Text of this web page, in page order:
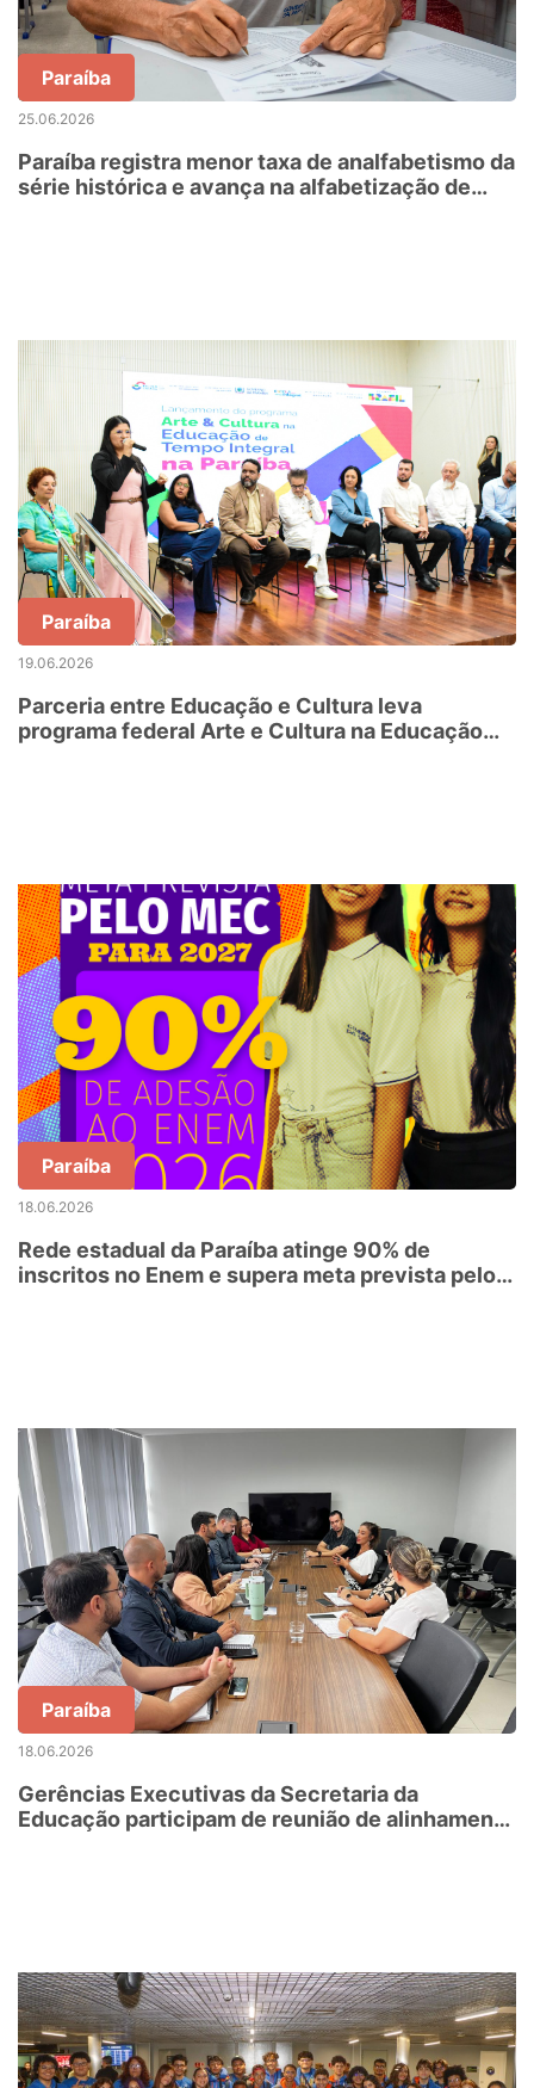
Paraíba
25.06.2026
Paraíba registra menor taxa de analfabetismo da
série histórica e avança na alfabetização de
Paraíba
19.06.2026
Parceria entre Educação e Cultura leva
programa federal Arte e Cultura na Educação
Paraíba
18.06.2026
Rede estadual da Paraíba atinge 90% de
inscritos no Enem e supera meta prevista pelo
Paraíba
18.06.2026
Gerências Executivas da Secretaria da
Educação participam de reunião de alinhamento